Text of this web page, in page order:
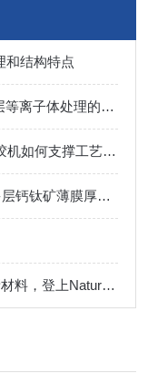
和结构特点
MC方案｜氮化硼封装对2D半导体层等离子体处理的影响(下篇)
从北大平台到半导体产研，这台匀胶机如何支撑工艺落地？
MC方案｜如何精确快速无损测量多层钙钛矿薄膜厚度？
HARRICK等离子清洗机赋能止血新材料，登上Nature子刊的气凝胶